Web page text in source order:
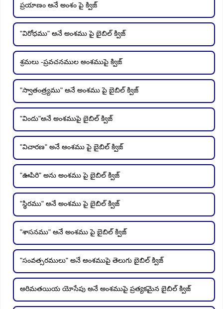
ప్రయాణం అనే అంశం పై క్విజ్
"విరోధము" అనే అంశము పై బైబిల్ క్విజ్
శ్రమలు -ప్రవచనముల అంశముపై క్విజ్
"స్వాతంత్ర్యము" అనే అంశము పై బైబిల్ క్విజ్
"విందు"అనే అంశముపై బైబిల్ క్విజ్
"విచారణ" అనే అంశము పై బైబిల్ క్విజ్
"ఊపిరి" అను అంశము పై బైబిల్ క్విజ్
"స్థిరము" అనే అంశము పై బైబిల్ క్విజ్
"శాసనము" అనే అంశము పై బైబిల్ క్విజ్
"సంవత్సరములు" అనే అంశముపై తెలుగు బైబిల్ క్విజ్
అరిమతయియ యోసేపు అనే అంశముపై ప్రత్యకమైన బైబిల్ క్విజ్